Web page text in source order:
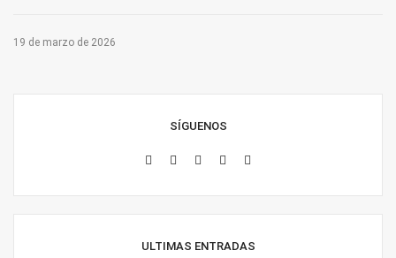
19 de marzo de 2026
SÍGUENOS
ULTIMAS ENTRADAS